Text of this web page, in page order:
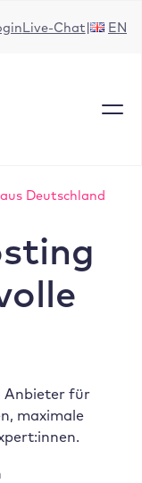
Live-Chat EN
Deutschland
Anbieter für
maximale